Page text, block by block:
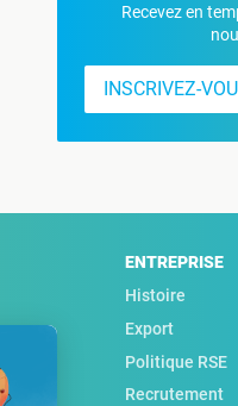
Recevez en
INSCRIVEZ-
ENTREPRISE
Histoire
Export
Politique RSE
Recrutement